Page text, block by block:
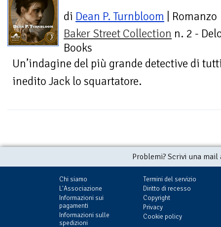
di Dean P. Turnbloom | Romanzo
Baker Street Collection n. 2 -
Books
Un’indagine del più grande detective di
inedito Jack lo squartatore.
Problemi? Scrivi una
Chi siamo
L'Associazione
Informazioni sui
pagamenti
Informazioni sulle
spedizioni
Termini del servizio
Diritto di recesso
Copyright
Privacy
Cookie policy